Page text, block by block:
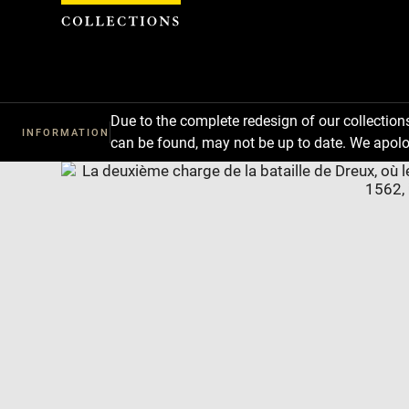
INFORMATION
Due to the complete redesign of our
can be found, may not be up to date. We
Download
Next
Previous
Cookies management panel